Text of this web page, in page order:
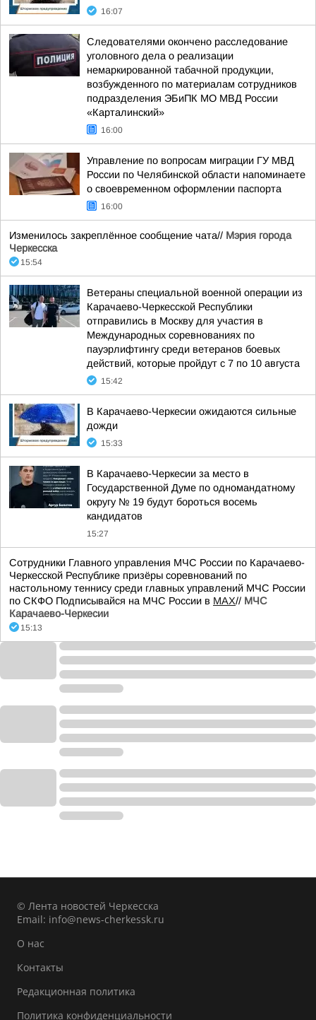
16:07
Следователями окончено расследование
уголовного дела о реализации
немаркированной табачной продукции,
возбужденного по материалам сотрудников
подразделения ЭБиПК МО МВД России
«Карталинский»
16:00
Управление по вопросам миграции ГУ МВД
России по Челябинской области напоминаете
о своевременном оформлении паспорта
16:00
Изменилось закреплённое сообщение чата// Мэрия города
Черкесска
15:54
Ветераны специальной военной операции из
Карачаево-Черкесской Республики
отправились в Москву для участия в
Международных соревнованиях по
пауэрлифтингу среди ветеранов боевых
действий, которые пройдут с 7 по 10 августа
15:42
В Карачаево-Черкесии ожидаются сильные
дожди
15:33
В Карачаево-Черкесии за место в
Государственной Думе по одномандатному
округу № 19 будут бороться восемь
кандидатов
15:27
Сотрудники Главного управления МЧС России по Карачаево-
Черкесской Республике призёры соревнований по
настольному теннису среди главных управлений МЧС России
по СКФО Подписывайся на МЧС России в MAX// МЧС
Карачаево-Черкесии
15:13
© Лента новостей Черкесска
Email: info@news-cherkessk.ru
О нас
Контакты
Редакционная политика
Политика конфиденциальности